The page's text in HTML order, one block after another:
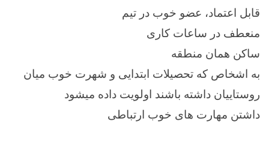
قابل اعتماد، عضو خوب در تیم
منعطف در ساعات کاری
ساکن همان منطقه
به اشخاص که تحصیلات ابتدایی و شهرت خوب میان
روستاییان داشته باشند اولویت داده میشود
داشتن مهارت های خوب ارتباطی